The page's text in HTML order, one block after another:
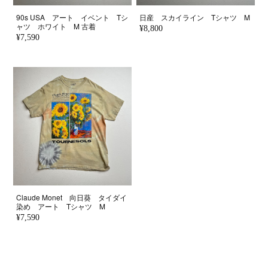
90s USA アート イベント Tシ
ャツ ホワイト M 古着
¥7,590
日産 スカイライン Tシャツ M
¥8,800
Claude Monet 向日葵 タイダイ
染め アート Tシャツ M
¥7,590